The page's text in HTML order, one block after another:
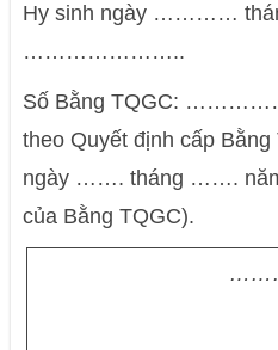
Hy sinh ngày …………
…………………..
Số Bằng TQGC:
theo Quyết định cấp
ngày ……. tháng …….
của Bằng TQGC).